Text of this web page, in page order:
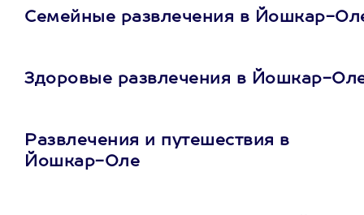
Семейные развлечения в Йошкар-
Здоровые развлечения в Йошкар-
Развлечения и путешествия в
Йошкар-Оле